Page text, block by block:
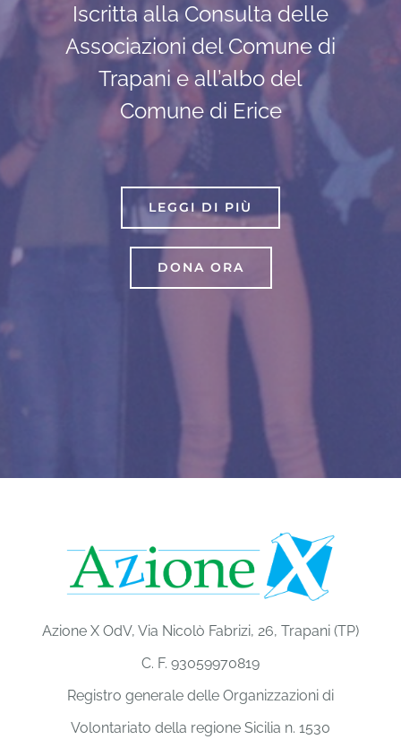
Iscritta alla Consulta delle
Associazioni del Comune di
Trapani e all’albo del
Comune di Erice
LEGGI DI PIÙ
DONA ORA
Azione X OdV, Via Nicolò Fabrizi, 26, Trapani (TP)
C. F. 93059970819
Registro generale delle Organizzazioni di
Volontariato della regione Sicilia n. 1530